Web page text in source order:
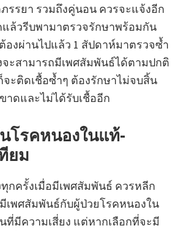
รรยา รวมถึงคู่นอน ควรจะแจ้งอีก
แล้วรีบพามาตรวจรักษาพร้อมกัน
องผ่านไปแล้ว 1 สัปดาห์มาตรวจซ้ำ
จะสามารถมีเพศสัมพันธ์ได้ตามปกติ
ะติดเชื้อซ้ำๆ ต้องรักษาไม่จบสิ้น
าดและไม่ได้รับเชื้ออีก
โรคหนองในแท้-
ยม
กครั้งเมื่อมีเพศสัมพันธ์ ควรหลีก
มีเพศสัมพันธ์กับผู้ป่วยโรคหนองใน
ที่มีความเสี่ยง แต่หากเลือกที่จะมี